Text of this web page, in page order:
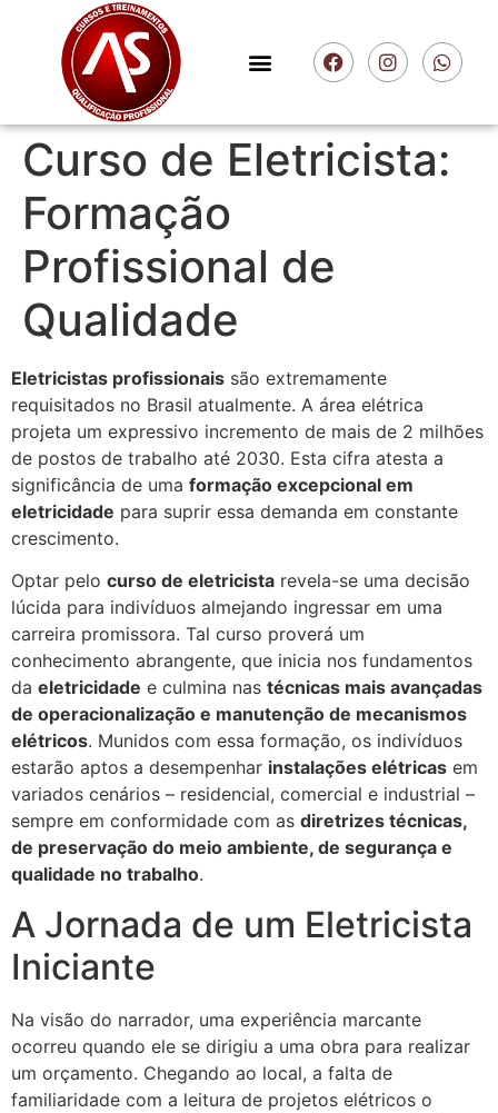
Curso de Eletricista:
Formação
Profissional de
Qualidade
Eletricistas profissionais são extremamente
requisitados no Brasil atualmente. A área elétrica
projeta um expressivo incremento de mais de 2 milhões
de postos de trabalho até 2030. Esta cifra atesta a
significância de uma formação excepcional em
eletricidade para suprir essa demanda em constante
crescimento.
Optar pelo curso de eletricista revela-se uma decisão
lúcida para indivíduos almejando ingressar em uma
carreira promissora. Tal curso proverá um
conhecimento abrangente, que inicia nos fundamentos
da eletricidade e culmina nas técnicas mais avançadas
de operacionalização e manutenção de mecanismos
elétricos. Munidos com essa formação, os indivíduos
estarão aptos a desempenhar instalações elétricas em
variados cenários – residencial, comercial e industrial –
sempre em conformidade com as diretrizes técnicas,
de preservação do meio ambiente, de segurança e
qualidade no trabalho.
A Jornada de um Eletricista
Iniciante
Na visão do narrador, uma experiência marcante
ocorreu quando ele se dirigiu a uma obra para realizar
um orçamento. Chegando ao local, a falta de
familiaridade com a leitura de projetos elétricos o